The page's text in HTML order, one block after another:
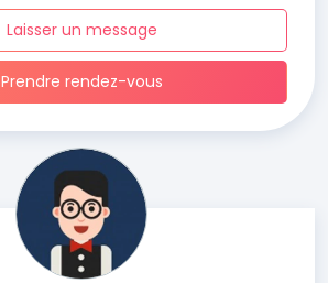
Laisser un message
Prendre rendez-vous